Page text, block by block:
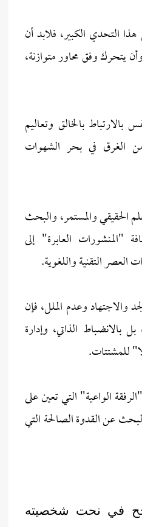
التحدي الكبير، فلابد أن
يتحرك وفق محاور متوازنة،
بالارتباط بالخالق وتعاليم
الغرق في بحر الشهوات
الحقيقي والمستمر، والبحث
"المنشورات العابرة" إلى
العصر التقنية واللغوية.
والاجتهاد وعدم الملل، فإن
بالانضباط الذاتي، وإدارة
للمشتتات.
الواعية" التي تعين على
عن القدوة الصالحة التي
في نحت شخصيته